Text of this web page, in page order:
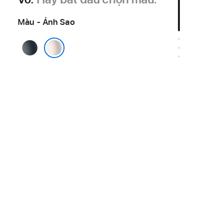
Màu - Ánh Sao
Đêm
Xanh